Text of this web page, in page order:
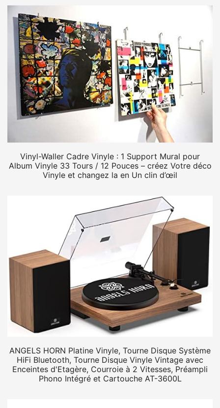
Vinyl-Waller Cadre Vinyle : 1 Support Mural pour
Album Vinyle 33 Tours / 12 Pouces – créez Votre déco
Vinyle et changez la en Un clin d’œil
ANGELS HORN Platine Vinyle, Tourne Disque Système
HiFi Bluetooth, Tourne Disque Vinyle Vintage avec
Enceintes d'Etagère, Courroie à 2 Vitesses, Préampli
Phono Intégré et Cartouche AT-3600L